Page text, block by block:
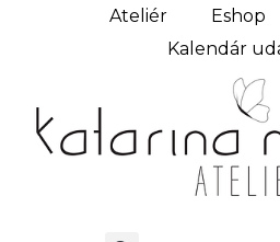
Ateliér Eshop
Kalendár